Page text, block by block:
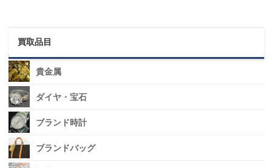
買取品目
貴金属
ダイヤ・宝石
ブランド時計
ブランドバッグ